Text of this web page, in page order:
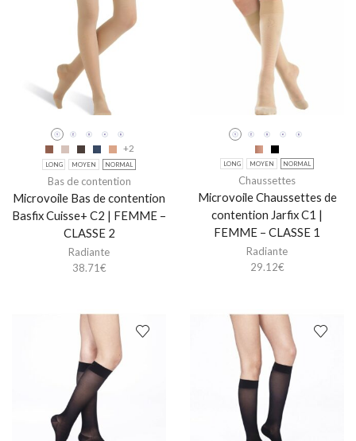
+2
LONG MOYEN NORMAL
Bas de contention
Microvoile Bas de contention
Basfix Cuisse+ C2 | FEMME –
CLASSE 2
Radiante
38.71€
LONG MOYEN NORMAL
Chaussettes
Microvoile Chaussettes de
contention Jarfix C1 |
FEMME – CLASSE 1
Radiante
29.12€